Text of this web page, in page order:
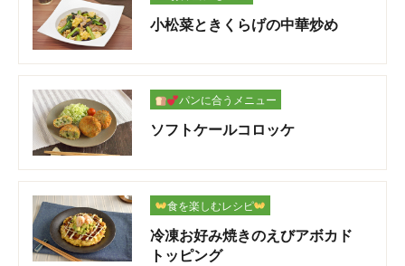
小松菜ときくらげの中華炒め
パンに合うメニュー
ソフトケールコロッケ
食を楽しむレシピ
冷凍お好み焼きのえびアボカド
トッピング